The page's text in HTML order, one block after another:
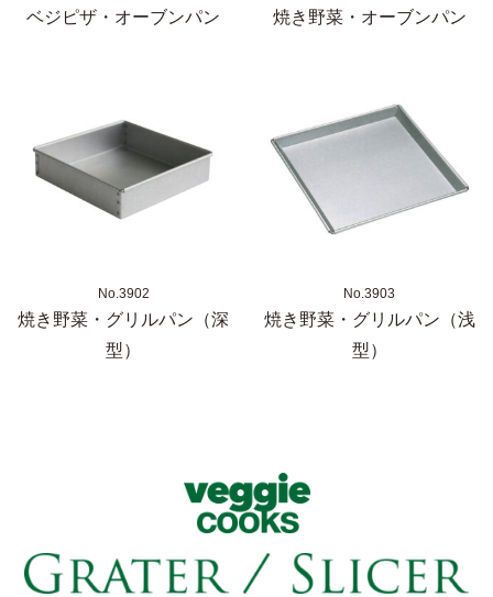
ベジピザ・オーブンパン 焼き野菜・オーブンパン
No.3902
焼き野菜・グリルパン（深
型）
No.3903
焼き野菜・グリルパン（浅
型）